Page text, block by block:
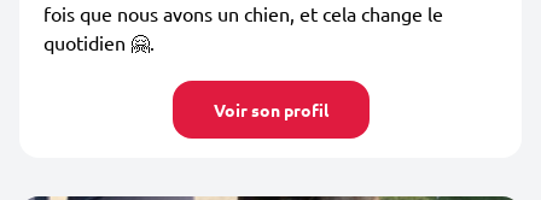
fois que nous avons un chien, et cela change le
quotidien 🤗.
Voir son profil